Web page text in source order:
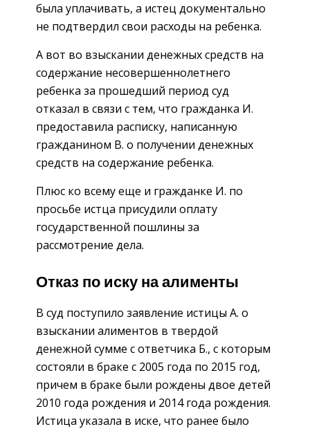
была уплачивать, а истец документально
не подтвердил свои расходы на ребенка.
А вот во взыскании денежных средств на
содержание несовершеннолетнего
ребенка за прошедший период суд
отказал в связи с тем, что гражданка И.
предоставила расписку, написанную
гражданином В. о получении денежных
средств на содержание ребенка.
Плюс ко всему еще и гражданке И. по
просьбе истца присудили оплату
государственной пошлины за
рассмотрение дела.
Отказ по иску на алименты
В суд поступило заявление истицы А. о
взыскании алиментов в твердой
денежной сумме с ответчика Б., с которым
состояли в браке с 2005 года по 2015 год,
причем в браке были рождены двое детей
2010 года рождения и 2014 года рождения.
Истица указала в иске, что ранее было